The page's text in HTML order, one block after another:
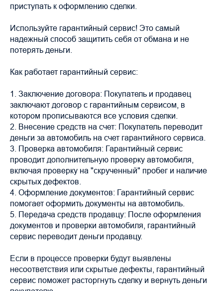
приступать к оформлению сделки.
Используйте гарантийный сервис! Это самый
надежный способ защитить себя от обмана и не
потерять деньги.
Как работает гарантийный сервис:
1. Заключение договора: Покупатель и продавец
заключают договор с гарантийным сервисом, в
котором прописываются все условия сделки.
2. Внесение средств на счет: Покупатель переводит
деньги за автомобиль на счет гарантийного сервиса.
3. Проверка автомобиля: Гарантийный сервис
проводит дополнительную проверку автомобиля,
включая проверку на "скрученный" пробег и наличие
скрытых дефектов.
4. Оформление документов: Гарантийный сервис
помогает оформить документы на автомобиль.
5. Передача средств продавцу: После оформления
документов и проверки автомобиля, гарантийный
сервис переводит деньги продавцу.
Если в процессе проверки будут выявлены
несоответствия или скрытые дефекты, гарантийный
сервис поможет расторгнуть сделку и вернуть деньги